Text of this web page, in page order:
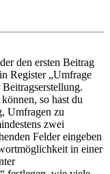
den ersten Beitrag
Register „Umfrage
so hast du
Umfragen zu
zwei
Felder eingeben
in einer